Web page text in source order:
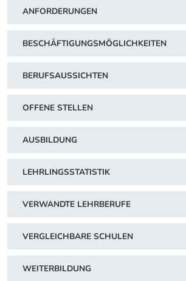
ANFORDERUNGEN
BESCHÄFTIGUNGSMÖGLICHKEITEN
BERUFSAUSSICHTEN
OFFENE STELLEN
AUSBILDUNG
LEHRLINGSSTATISTIK
VERWANDTE LEHRBERUFE
VERGLEICHBARE SCHULEN
WEITERBILDUNG